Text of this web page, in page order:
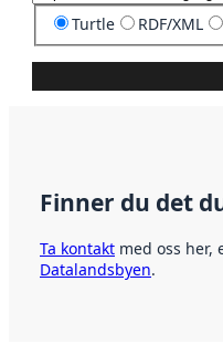
Turtle RDF/XML
Finner du det
Ta kontakt med oss her,
Datalandsbyen.